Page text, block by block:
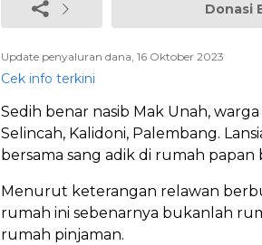
Donasi
Update penyaluran dana, 16 Oktober 2023
Cek info terkini
Sedih benar nasib Mak Unah,
Selincah, Kalidoni, Palembang.
bersama sang adik di rumah
Menurut keterangan relawan
rumah ini sebenarnya bukanlah
rumah pinjaman.